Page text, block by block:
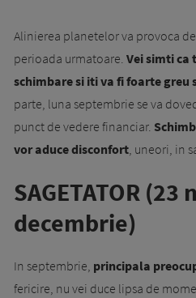
Alinierea planetelor va provoca
perioada urmatoare. Vei simti ca
schimbare si iti va fi foarte greu
parte, luna septembrie se va
punct de vedere financiar.
vor aduce disconfort, uneori, in
SAGETATOR
decembrie)
In septembrie, principala
fericire, nu vei duce lipsa de